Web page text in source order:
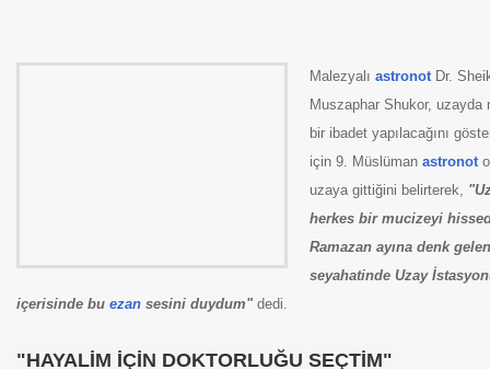
Malezyalı astronotDr.
Muszaphar Shukor, uzayda
bir ibadet yapılacağını
için 9. Müslüman astronot
uzaya gittiğini belirterek,
herkes bir mucizeyi
Ramazan ayına denk
seyahatinde Uzay
içerisinde bu ezan sesini duydum" dedi.
"HAYALİM İÇİN DOKTORLUĞU SEÇTİM"